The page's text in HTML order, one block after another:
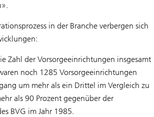
in der Branche verbergen sich
Zahl der Vorsorgeeinrichtungen insgesamt
noch 1285 Vorsorgeeinrichtungen
um mehr als ein Drittel im Vergleich zu
als 90 Prozent gegenüber der
BVG im Jahr 1985.